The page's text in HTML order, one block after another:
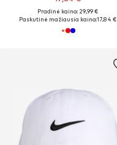
Pradinė kaina: 29,99 €
Paskutinė mažiausia kaina:17,84 €